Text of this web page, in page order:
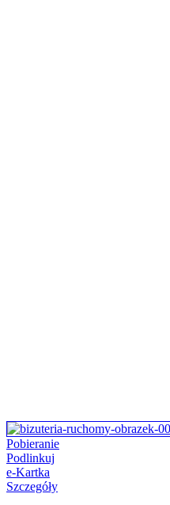
Pobieranie
Podlinkuj
e-Kartka
Szczegóły